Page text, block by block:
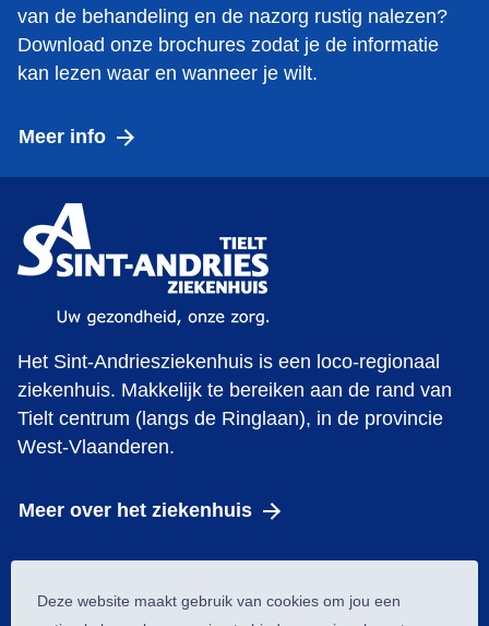
van de behandeling en de nazorg rustig nalezen?
Download onze brochures zodat je de informatie
kan lezen waar en wanneer je wilt.
Meer info
Het Sint-Andriesziekenhuis is een loco-regionaal
ziekenhuis. Makkelijk te bereiken aan de rand van
Tielt centrum (langs de Ringlaan), in de provincie
West-Vlaanderen.
Meer over het ziekenhuis
Cookie melding
Deze website maakt gebruik van cookies om jou een